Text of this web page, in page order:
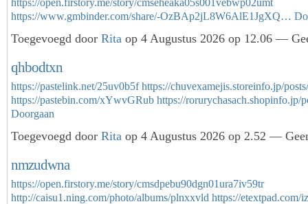
https://open.firstory.me/story/cmseheaka05s001vebwp02umt
https://www.gmbinder.com/share/-OzBAp2jL8W6AlE1JgXQ…
Toegevoegd door Rita op 4 Augustus 2026 op 12.06 —
qhbodtxn
https://pastelink.net/25uv0b5f https://chuvexamejis.storeinfo.jp/
https://pastebin.com/xYwvGRub https://rorurychasach.shopinfo.jp/
Doorgaan
Toegevoegd door Rita op 4 Augustus 2026 op 2.52 —
nmzudwna
https://open.firstory.me/story/cmsdpebu90dgn01ura7iv59tr
http://caisu1.ning.com/photo/albums/plnxxvld https://etextpad.com/